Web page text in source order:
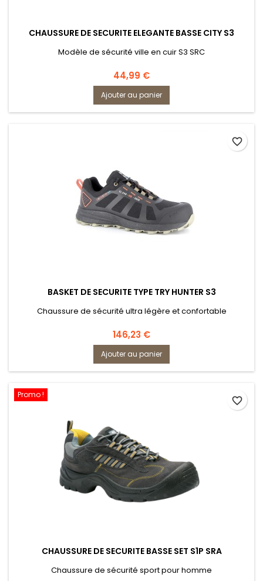
CHAUSSURE DE SECURITE ELEGANTE BASSE CITY S3
Modèle de sécurité ville en cuir S3 SRC
Prix
44,99 €
Ajouter au panier
BASKET DE SECURITE TYPE TRY HUNTER S3
Chaussure de sécurité ultra légère et confortable
Prix
146,23 €
Ajouter au panier
favorite_border
Promo !
CHAUSSURE DE SECURITE BASSE SET S1P SRA
Chaussure de sécurité sport pour homme
favorite_border